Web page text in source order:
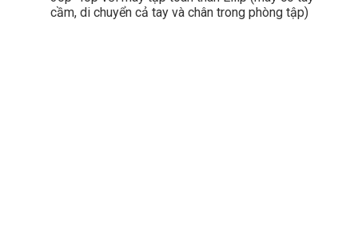
cầm, di chuyển cả tay và chân trong phòng tập)